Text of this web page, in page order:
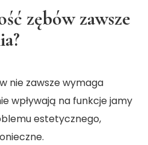
zębów zawsze
nie zawsze wymaga
wpływają na funkcje jamy
estetycznego,